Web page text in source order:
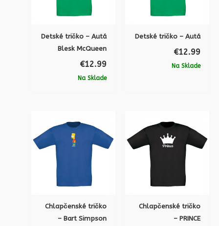
Detské tričko – Autá
Blesk McQueen
€12.99
Na Sklade
Detské tričko – Autá
€12.99
Na Sklade
Chlapčenské tričko
– Bart Simpson
Chlapčenské tričko
– PRINCE
cena
bola:
€13.99.
je: